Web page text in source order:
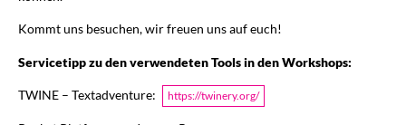
Kommt uns besuchen, wir freuen uns auf euch!
Servicetipp zu den verwendeten Tools in den Workshops:
TWINE – Textadventure: https://twinery.org/